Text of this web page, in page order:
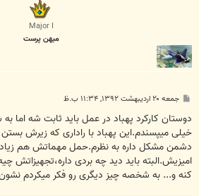
Major I
میهن پرست
ت
جمعه ۲۰ اردیبهشت ۱۳۹۲, ۱۱:۳۴ ب.ظ
دوستان کارکرد پهباد در عمل باید ثابت شه اما
خیلی میپسندم.این پهباد با راداری که زیرش بستن
دشمن مشکل داره به نظرم.حمل مهماتش هم
امیزیش.البته باید دید چه بردی داره،تجهیزاتش
کنه و... به شخصه چیز دیگری رو فکر میکردم